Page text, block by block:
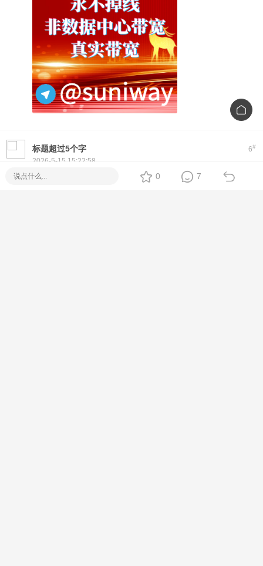
6#
标题超过5个字
2026-5-15 15:22:58
Hi! If you're looking for a reliable Piso WiFisetup, we offer
0 7